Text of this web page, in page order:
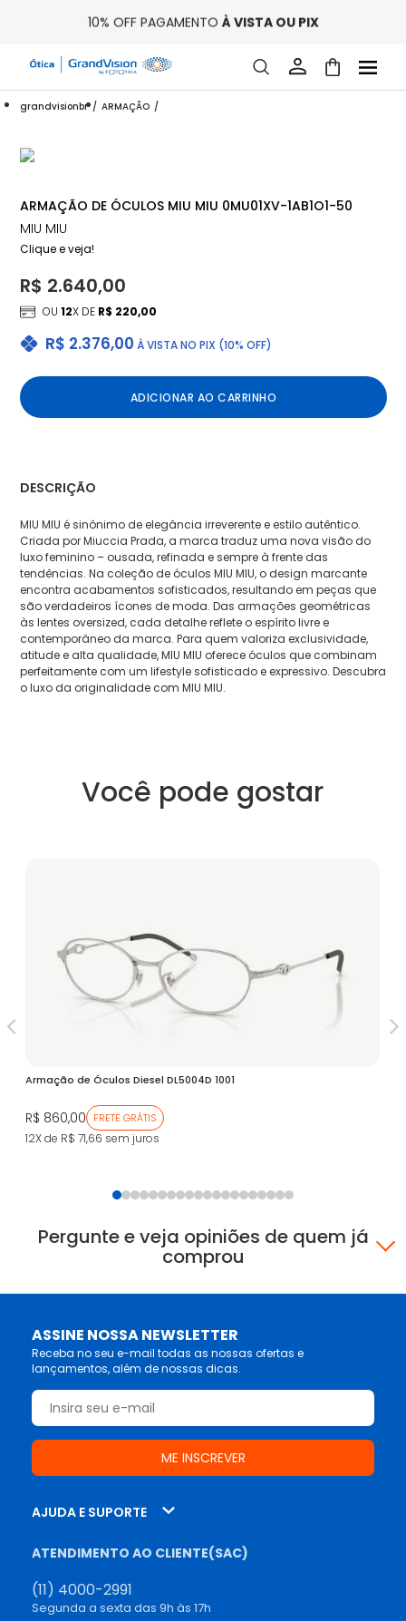
10% OFF PAGAMENTO
À VISTA OU PIX
ENTREGA PARA TODO BRASIL
15% OFF NA PRIMEIRA COMPRA (CONSULTE REGULAMENTO)
32% OFF NO COMBO - CONS. REG.
LOJA ONLINE DE LENTES DE CONTATO E ÓCULOS
FRETE GRÁTIS EM TODO O SITE
grandvisionbr ARMAÇÃO
ARMAÇÃO DE ÓCULOS MIU MIU 0MU01XV-1AB1O1-50
MIU MIU
Clique e veja!
R$ 2.376,00 À VISTA NO PIX (10% OFF)
R$ 2.640,00
OU12X DE R$ 220,00
ADICIONAR AO CARRINHO
DESCRIÇÃO
MIU MIU é sinônimo de elegância irreverente e estilo autêntico.
Criada por Miuccia Prada, a marca traduz uma nova visão do
luxo feminino – ousada, refinada e sempre à frente das
tendências. Na coleção de óculos MIU MIU, o design marcante
encontra acabamentos sofisticados, resultando em peças que
são verdadeiros ícones de moda. Das armações geométricas
às lentes oversized, cada detalhe reflete o espírito livre e
contemporâneo da marca. Para quem valoriza exclusividade,
atitude e alta qualidade, MIU MIU oferece óculos que combinam
perfeitamente com um lifestyle sofisticado e expressivo. Descubra
o luxo da originalidade com MIU MIU.
Você pode gostar
Armação de Óculos Diesel DL5004D 1001
R$ 860,00 FRETE GRÁTIS
12X de R$ 71,66 sem juros
Pergunte e veja opiniões de quem já
comprou
ASSINE NOSSA NEWSLETTER
Receba no seu e-mail todas as nossas ofertas e
lançamentos, além de nossas dicas.
AJUDA E SUPORTE
ATENDIMENTO AO CLIENTE(SAC)
(11) 4000-2991
Segunda a sexta das 9h às 17h